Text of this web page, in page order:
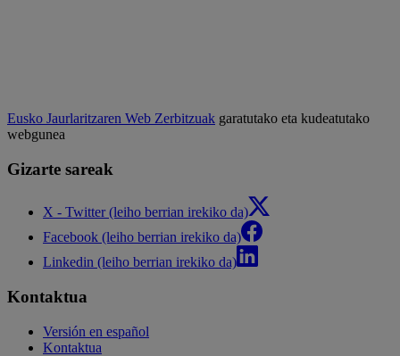
Eusko Jaurlaritzaren Web Zerbitzuak garatutako eta kudeatutako
webgunea
Gizarte sareak
X - Twitter (leiho berrian irekiko da)
Facebook (leiho berrian irekiko da)
Linkedin (leiho berrian irekiko da)
Kontaktua
Versión en español
Kontaktua